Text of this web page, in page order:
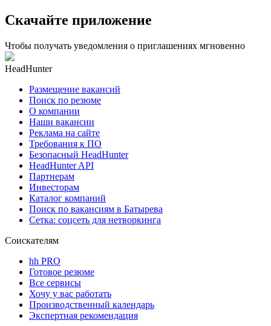
Скачайте приложение
Чтобы получать уведомления о приглашениях мгновенно
HeadHunter
Размещение вакансий
Поиск по резюме
О компании
Наши вакансии
Реклама на сайте
Требования к ПО
Безопасный HeadHunter
HeadHunter API
Партнерам
Инвесторам
Каталог компаний
Поиск по вакансиям в Батырева
Сетка: соцсеть для нетворкинга
Соискателям
hh PRO
Готовое резюме
Все сервисы
Хочу у вас работать
Производственный календарь
Экспертная рекомендация